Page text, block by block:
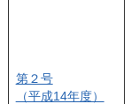
第２号
（平成14年度）